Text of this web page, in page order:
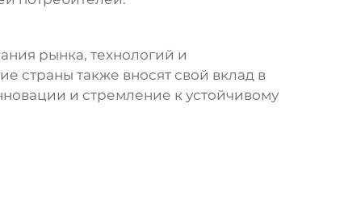
рынка, технологий и
страны также вносят свой вклад в
и стремление к устойчивому